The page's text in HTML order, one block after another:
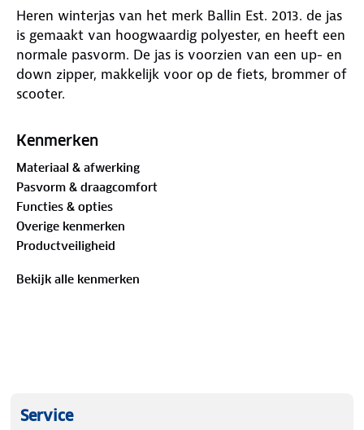
Heren winterjas van het merk Ballin Est. 2013. de jas
is gemaakt van hoogwaardig polyester, en heeft een
normale pasvorm. De jas is voorzien van een up- en
down zipper, makkelijk voor op de fiets, brommer of
scooter.
Kenmerken
Materiaal & afwerking
Pasvorm & draagcomfort
Functies & opties
Overige kenmerken
Productveiligheid
Bekijk alle kenmerken
Service